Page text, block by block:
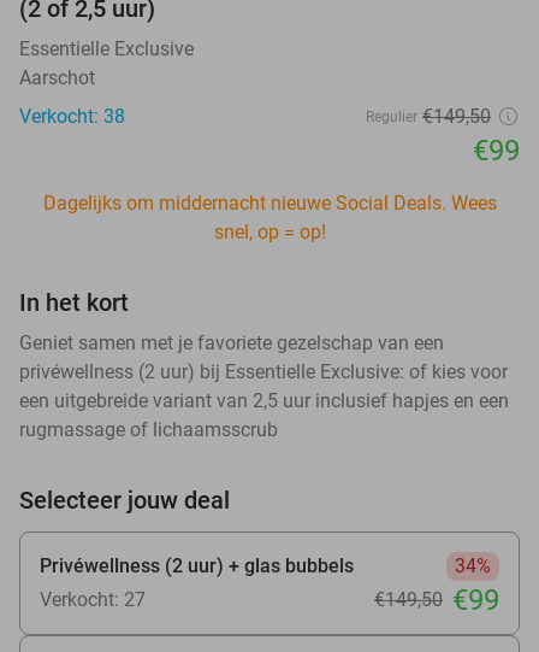
(2 of 2,5 uur)
Essentielle Exclusive
Aarschot
Verkocht: 38
Regulier €149,50
€99
Dagelijks om middernacht nieuwe Social Deals. Wees
snel, op = op!
In het kort
Geniet samen met je favoriete gezelschap van een
privéwellness (2 uur) bij Essentielle Exclusive: of kies voor
een uitgebreide variant van 2,5 uur inclusief hapjes en een
rugmassage of lichaamsscrub
Selecteer jouw deal
Privéwellness (2 uur) + glas bubbels
34%
Verkocht: 27
€149,50 €99